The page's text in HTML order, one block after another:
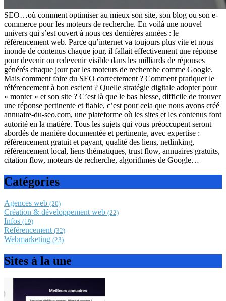
SEO…où comment optimiser au mieux son site, son blog ou son e-
commerce pour les moteurs de recherche. En voilà une nouvel
univers qui s’est ouvert à nous ces dernières années : le
référencement web. Parce qu’internet va toujours plus vite et nous
inonde de contenus chaque jour, il fallait effectivement une réponse
pour devenir ou redevenir visible dans les milliards de réponses
générés chaque jour par les moteurs de recherche comme Google.
Mais comment faire du SEO correctement ? Comment pratiquer le
référencement à bon escient ? Quelle stratégie digitale adopter pour
« monter » et son site ? C’est là que le bas blesse, difficile de trouver
une réponse pertinente et fiable, c’est pour cela que nous avons créé
annuaire-du-seo.com, une plateforme où les sites et les contenus font
autorité en la matière. Tous les sujets qui vous préoccupent seront
abordés de manière documentée et pertinente, avec expertise :
référencement gratuit et payant, qualité des liens, netlinking,
référencement local, liens thématiques, trust flow, annuaires gratuits,
citation flow, moteurs de recherche, algorithmes de Google…
Catégories
Agences web (20)
Création & développement web (22)
Infos (19)
Référencement (32)
Webmarketing (23)
Sites à la une